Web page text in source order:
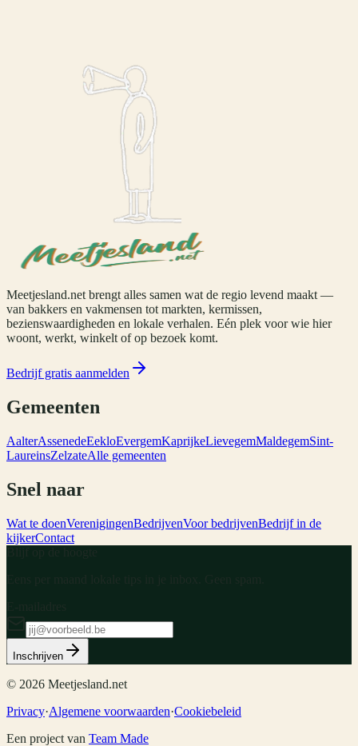
Meetjesland.net brengt alles samen wat de regio levend maakt —
van bakkers en vakmensen tot markten, kermissen,
bezienswaardigheden en lokale verhalen. Eén plek voor wie hier
woont, werkt, winkelt of op bezoek komt.
Bedrijf gratis aanmelden
Gemeenten
AalterAssenedeEekloEvergemKaprijkeLievegemMaldegemSint-
LaureinsZelzateAlle gemeenten
Snel naar
Wat te doenVerenigingenBedrijvenVoor bedrijvenBedrijf in de
kijkerContact
Inschrijven
© 2026 Meetjesland.net
Privacy·Algemene voorwaarden·Cookiebeleid
Een project van Team Made